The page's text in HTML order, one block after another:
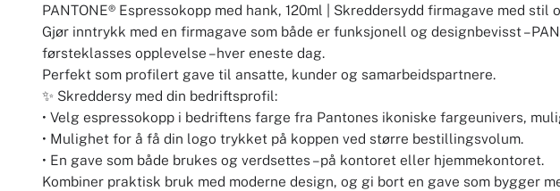
PANTONE® Espressokopp med hank, 120ml | Skreddersydd firmagave med stil
Gjør inntrykk med en firmagave som både er funksjonell og designbevisst –
førsteklasses opplevelse – hver eneste dag.
Perfekt som profilert gave til ansatte, kunder og samarbeidspartnere.
✨ Skreddersy med din bedriftsprofil:
• Velg espressokopp i bedriftens farge fra Pantones ikoniske fargeunivers,
• Mulighet for å få din logo trykket på koppen ved større bestillingsvolum.
• En gave som både brukes og verdsettes – på kontoret eller hjemmekontoret.
Kombiner praktisk bruk med moderne design, og gi bort en gave som bygger